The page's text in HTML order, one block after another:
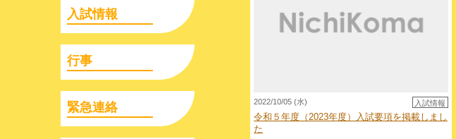
入試情報
行事
緊急連絡 2022/10/05 (水) 入試情報
令和５年度（2023年度）入試要項を掲載しまし
た